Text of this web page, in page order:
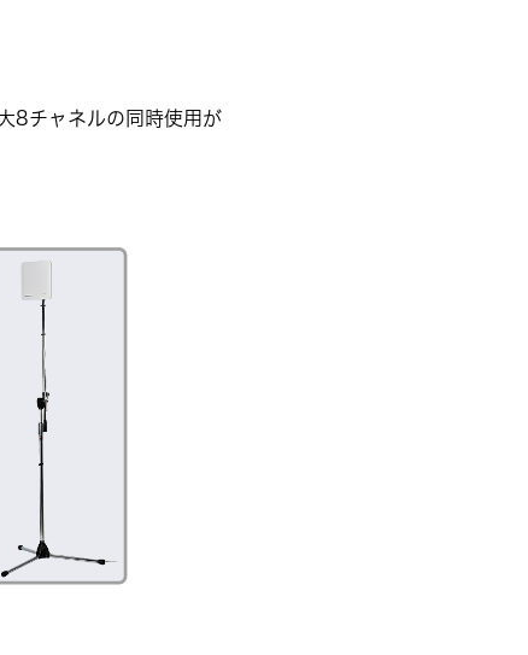
8チャネルの同時使用が